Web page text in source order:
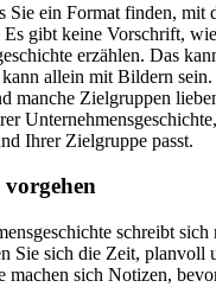
Sie ein Format finden, mit
Es gibt keine Vorschrift,
erzählen. Das
kann allein mit Bildern
manche Zielgruppen
Ihrer Zielgruppe passt.
vorgehen
schreibt
Sie sich die Zeit, planvoll
machen sich Notizen,